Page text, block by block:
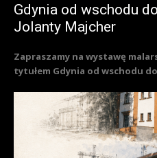
Gdynia od wschodu
Jolanty Majcher
Zapraszamy na wystawę
tytułem Gdynia od wschodu